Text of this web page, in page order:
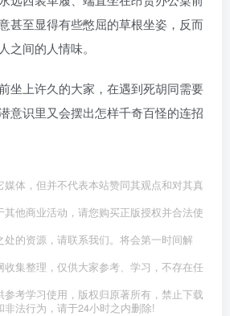
甚至显得有些憋屈的草根坐姿，反而
之间的人情味。
坐上许久的大家，在遇到死胡同需要
意识里又会摆出怎样千奇百怪的连招
体，但并不代表本站赞同其观点和对其真
他商业活动，请您购买正版授权并合法使
的资源，请联系我们。将会第一时间解
集整理，仅供大家参考、学习，不存在任
考学习使用，版权归原著所有，禁止下载
法行为，请于24小时之内删除!